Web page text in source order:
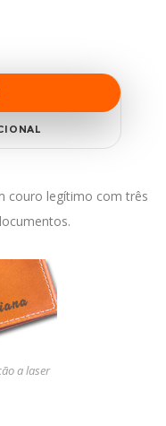
couro legítimo com três
a laser